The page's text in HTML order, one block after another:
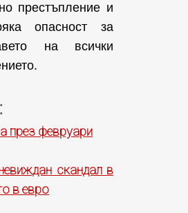
престъпление и
опасност за
на всички
през февруари
скандал в
в евро